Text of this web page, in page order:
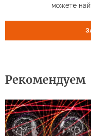
можете
Рекомендуем